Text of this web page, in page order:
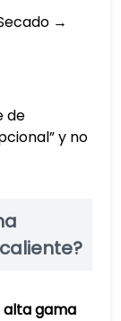
→
de
y no
alta gama